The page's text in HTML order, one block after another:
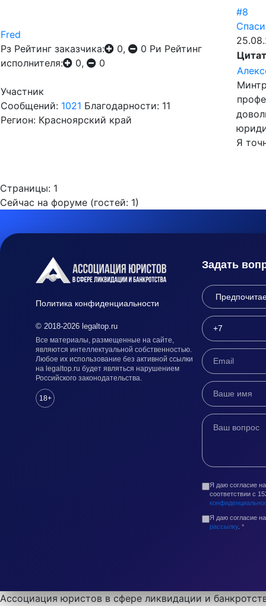
Fred
Рз Рейтинг заказчика: 0, 0 Ри Рейтинг
исполнителя:
0, 0
Участник
Сообщений: 1021 Благодарности: 11
Регион: Красноярский край
#8
Я
Страницы: 1
Сейчас на форуме (гостей: 1)
Политика конфиденциальности
© 2018-2026 legaltop.ru
Все материалы, размещенные на сайте,
являются интеллектуальной собственностью.
Любое их использование без активной ссылки
на legaltop.ru будет являться нарушением
Российского законодательства.
18+
Задать
Я даю согласие
соответствии с
Я даю согласие
рассылку. *
Ассоциация юристов в сфере ликвидации и